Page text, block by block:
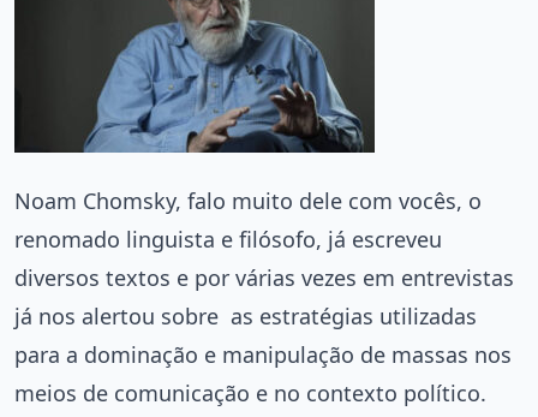
Noam Chomsky, falo muito dele com vocês, o
renomado linguista e filósofo, já escreveu
diversos textos e por várias vezes em entrevistas
já nos alertou sobre as estratégias utilizadas
para a dominação e manipulação de massas nos
meios de comunicação e no contexto político.